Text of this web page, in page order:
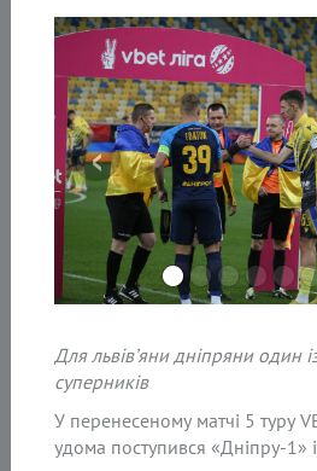
‹
Для львів’яни дніпряни один
суперників
У перенесеному матчі 5 туру
удома поступився «Дніпру-1»